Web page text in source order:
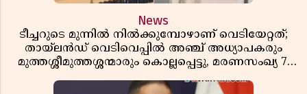
News
ടീച്ചറുടെ മുന്നിൽ നിൽക്കുമ്പോഴാണ് വെടിയേറ്റത്;
തായ്‌ലൻഡ് വെടിവെപ്പിൽ അഞ്ച് അധ്യാപകരും
മുത്തശ്ശീമുത്തശ്ശന്മാരും കൊല്ലപ്പെട്ടു, മരണസംഖ്യ 7;